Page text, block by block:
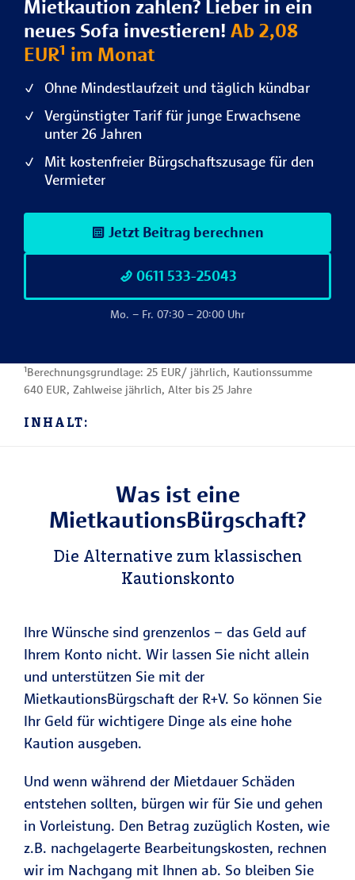
Mietkaution zahlen? Lieber in ein
neues Sofa investieren! Ab 2,08
EUR¹ im Monat
Ohne Mindestlaufzeit und täglich kündbar
Vergünstigter Tarif für junge Erwachsene
unter 26 Jahren
Mit kostenfreier Bürgschaftszusage für den
Vermieter
Jetzt Beitrag berechnen
0611 533-25043
Mo. – Fr. 07:30 – 20:00 Uhr
¹Berechnungsgrundlage: 25 EUR/ jährlich, Kautionssumme
640 EUR, Zahlweise jährlich, Alter bis 25 Jahre
INHALT:
Was ist eine
MietkautionsBürgschaft?
Die Alternative zum klassischen
Kautionskonto
Ihre Wünsche sind grenzenlos – das Geld auf
Ihrem Konto nicht. Wir lassen Sie nicht allein
und unterstützen Sie mit der
MietkautionsBürgschaft der R+V. So können Sie
Ihr Geld für wichtigere Dinge als eine hohe
Kaution ausgeben.
Und wenn während der Mietdauer Schäden
entstehen sollten, bürgen wir für Sie und gehen
in Vorleistung. Den Betrag zuzüglich Kosten, wie
z.B. nachgelagerte Bearbeitungskosten, rechnen
wir im Nachgang mit Ihnen ab. So bleiben Sie